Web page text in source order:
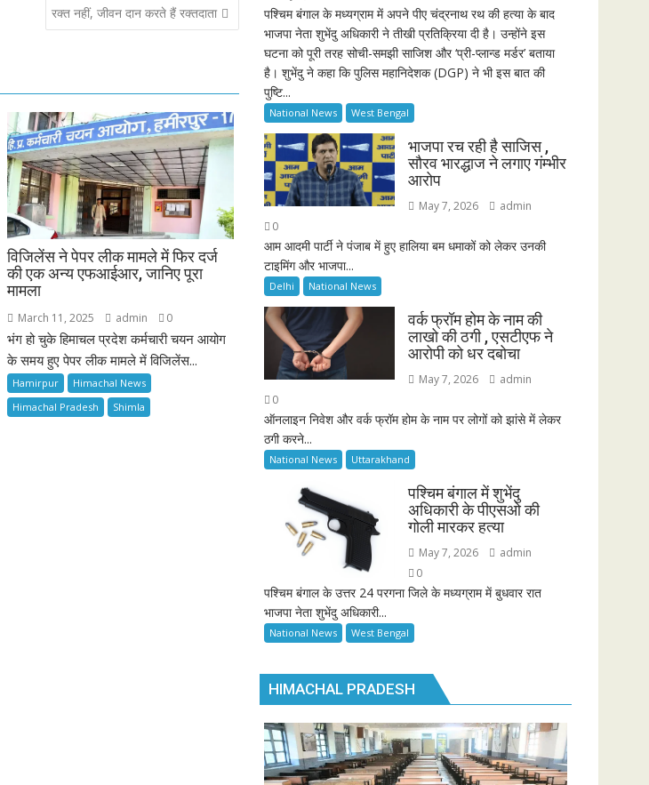
रक्त नहीं, जीवन दान करते हैं रक्तदाता
विजिलेंस ने पेपर लीक मामले में फिर दर्ज
की एक अन्य एफआईआर, जानिए पूरा
मामला
March 11, 2025 admin 0
भंग हो चुके हिमाचल प्रदेश कर्मचारी चयन आयोग
के समय हुए पेपर लीक मामले में विजिलेंस...
Hamirpur
Himachal News
Himachal Pradesh
Shimla
पश्चिम बंगाल के मध्यग्राम में अपने पीए चंद्रनाथ रथ की हत्या के बाद
भाजपा नेता शुभेंदु अधिकारी ने तीखी प्रतिक्रिया दी है। उन्होंने इस
घटना को पूरी तरह सोची-समझी साजिश और ‘प्री-प्लान्ड मर्डर’ बताया
है। शुभेंदु ने कहा कि पुलिस महानिदेशक (DGP) ने भी इस बात की
पुष्टि...
National News West Bengal
भाजपा रच रही है साजिस ,
सौरव भारद्धाज ने लगाए गंम्भीर
आरोप
May 7, 2026
admin
0
आम आदमी पार्टी ने पंजाब में हुए हालिया बम धमाकों को लेकर उनकी
टाइमिंग और भाजपा...
Delhi National News
वर्क फ्रॉम होम के नाम की
लाखो की ठगी , एसटीएफ ने
आरोपी को धर दबोचा
May 7, 2026
admin
0
ऑनलाइन निवेश और वर्क फ्रॉम होम के नाम पर लोगों को झांसे में लेकर
ठगी करने...
National News Uttarakhand
पश्चिम बंगाल में शुभेंदु
अधिकारी के पीएसओ की
गोली मारकर हत्या
May 7, 2026
admin
0
पश्चिम बंगाल के उत्तर 24 परगना जिले के मध्यग्राम में बुधवार रात
भाजपा नेता शुभेंदु अधिकारी...
National News West Bengal
HIMACHAL PRADESH